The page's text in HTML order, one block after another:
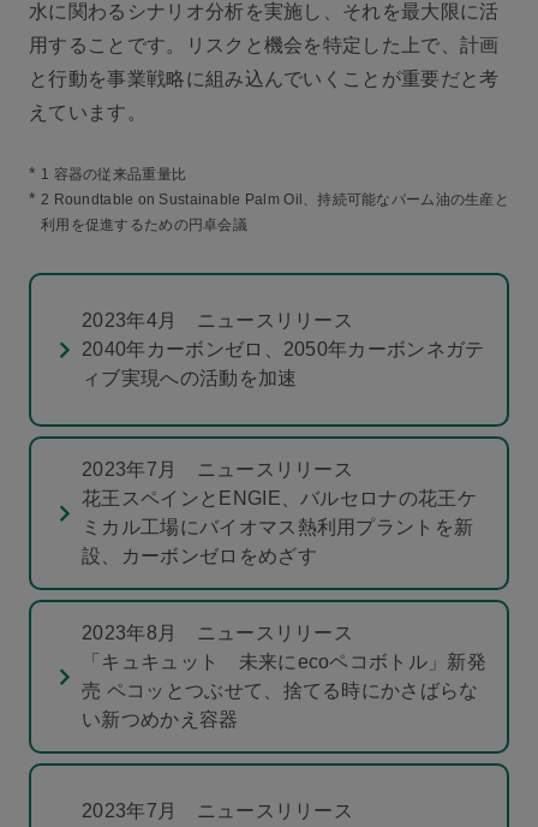
水に関わるシナリオ分析を実施し、それを最大限に活
用することです。リスクと機会を特定した上で、計画
と行動を事業戦略に組み込んでいくことが重要だと考
えています。
* 1 容器の従来品重量比
* 2 Roundtable on Sustainable Palm Oil、持続可能なパーム油の生産と
利用を促進するための円卓会議
2023年4月 ニュースリリース
2040年カーボンゼロ、2050年カーボンネガテ
ィブ実現への活動を加速
2023年7月 ニュースリリース
花王スペインとENGIE、バルセロナの花王ケ
ミカル工場にバイオマス熱利用プラントを新
設、カーボンゼロをめざす
2023年8月 ニュースリリース
「キュキュット 未来にecoペコボトル」新発
売 ペコッとつぶせて、捨てる時にかさばらな
い新つめかえ容器
2023年7月 ニュースリリース